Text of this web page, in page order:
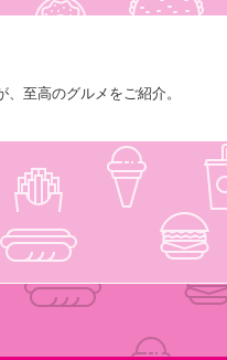
至高のグルメをご紹介。